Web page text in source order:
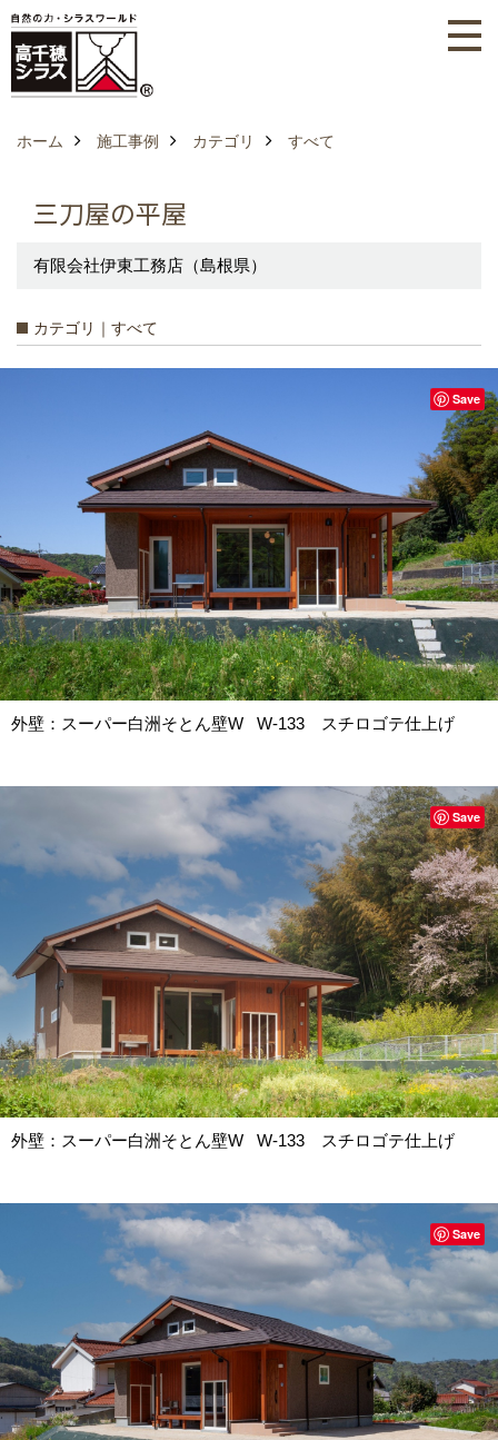
ホーム 施工事例 カテゴリ すべて
三刀屋の平屋
有限会社伊東工務店（島根県）
カテゴリ｜すべて
外壁：スーパー白洲そとん壁W W-133 スチロゴテ仕上げ
Save
外壁：スーパー白洲そとん壁W W-133 スチロゴテ仕上げ
Save
Save